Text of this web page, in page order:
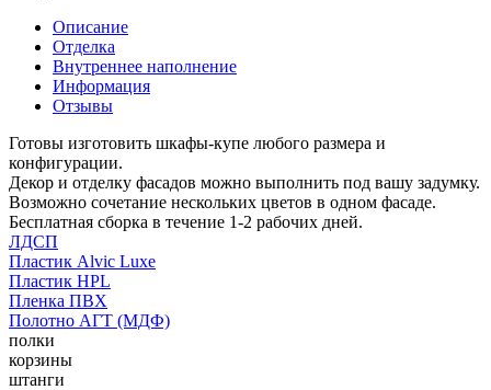
Описание
Отделка
Внутреннее наполнение
Информация
Отзывы
Готовы изготовить шкафы-купе любого размера и
конфигурации.
Декор и отделку фасадов можно выполнить под вашу задумку.
Возможно сочетание нескольких цветов в одном фасаде.
Бесплатная сборка в течение 1-2 рабочих дней.
ЛДСП
Пластик Alvic Luxe
Пластик HPL
Пленка ПВХ
Полотно АГТ (МДФ)
полки
корзины
штанги